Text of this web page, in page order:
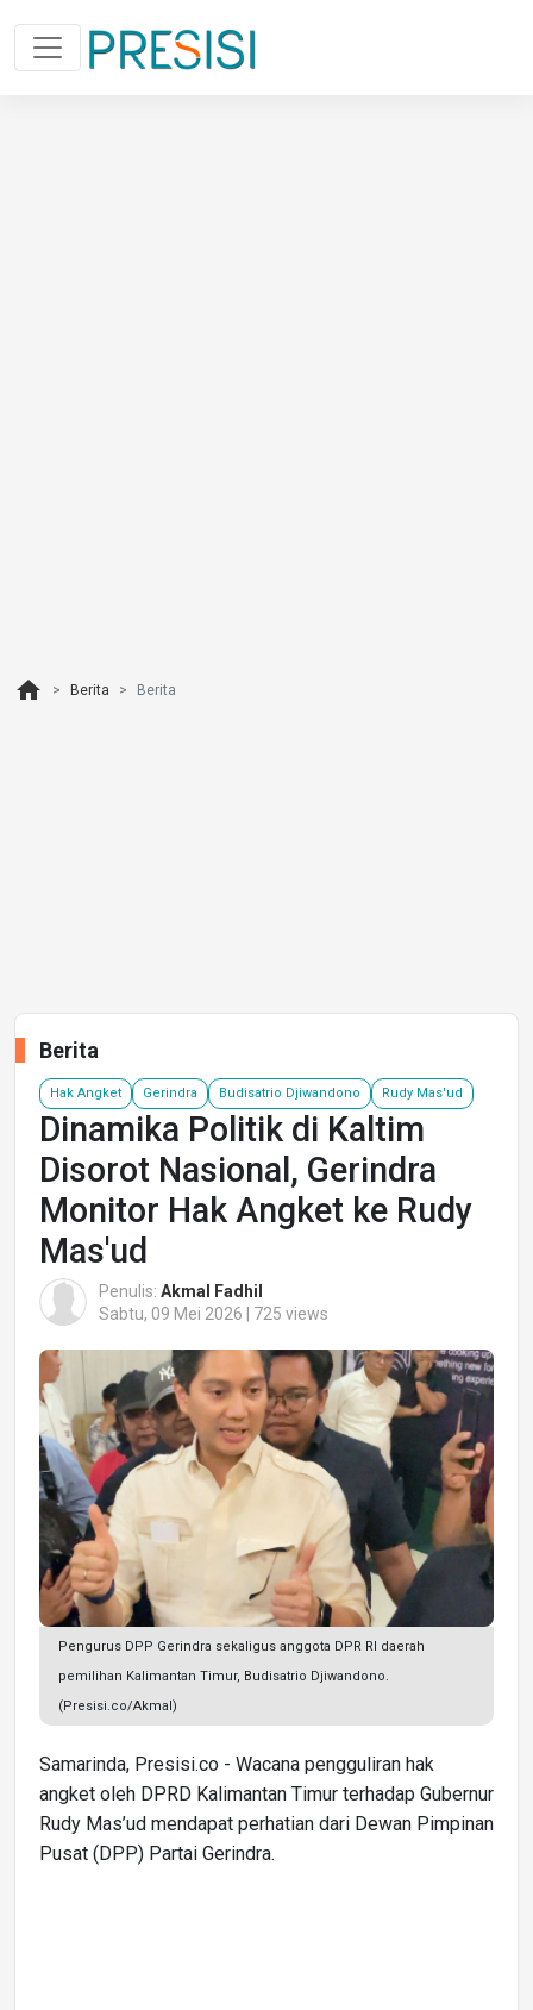
home Berita Berita
Berita
Hak Angket Gerindra Budisatrio Djiwandono Rudy Mas'ud
Dinamika Politik di Kaltim
Disorot Nasional, Gerindra
Monitor Hak Angket ke Rudy
Mas'ud
Penulis: Akmal Fadhil
Sabtu, 09 Mei 2026 | 725 views
Pengurus DPP Gerindra sekaligus anggota DPR RI daerah
pemilihan Kalimantan Timur, Budisatrio Djiwandono.
(Presisi.co/Akmal)
Samarinda, Presisi.co - Wacana pengguliran hak
angket oleh DPRD Kalimantan Timur terhadap Gubernur
Rudy Mas’ud mendapat perhatian dari Dewan Pimpinan
Pusat (DPP) Partai Gerindra.